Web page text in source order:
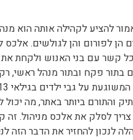
להציע לקהילה אותה הוא
הן לפורום והן לגולשים.
קשר עם בני האנוש ולקחת
בתור פקח ובתור מנהל ראשי,
והתורם ביותר באתר, מה
לסלק את אלכס מניהול. זה
לנכון להחזיר את הדבר הזה